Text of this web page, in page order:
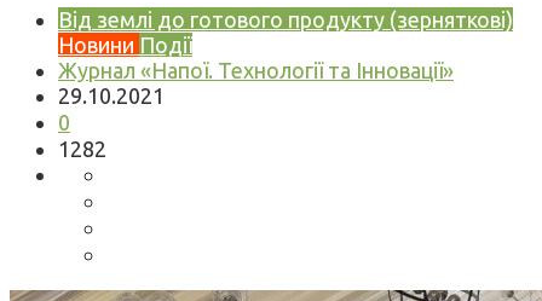
Від землі до готового продукту (зерняткові)
Новини Події
Журнал «Напої. Технології та Інновації»
29.10.2021
0
1282